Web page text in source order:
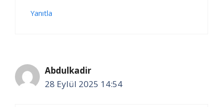
Yanıtla
Abdulkadir
28 Eylül 2025 14:54